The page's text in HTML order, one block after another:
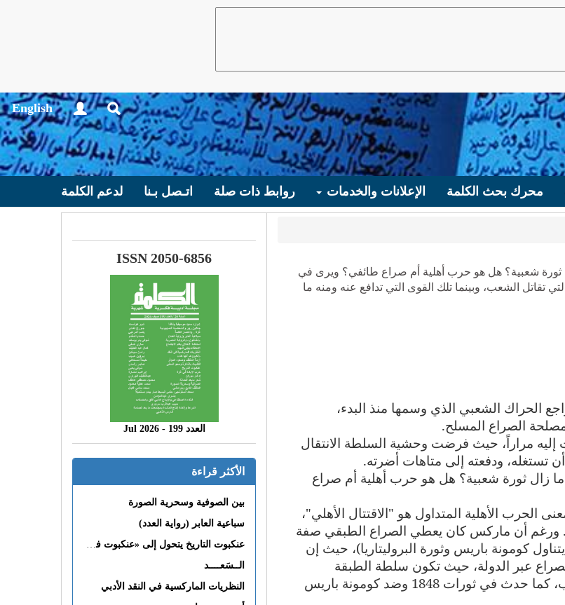
English
محرك بحث الكلمة الإعلانات والخدمات روابط ذات صلة اتـصل بـنا لدعم الكلمة
ثورة شعبية؟ هل هو حرب أهلية أم صراع طائفي؟ ويرى في
تقاتل الشعب، وبينما تلك القوى التي تدافع عنه ومنه ما
الشعبي الذي وسمها منذ البدء،
الصراع المسلح.
مراراً، حيث فرضت وحشية السلطة الانتقال
ودفعته إلى متاهات أضرته.
زال ثورة شعبية؟ هل هو حرب أهلية أم صراع
الأهلية المتداول هو "الاقتتال الأهلي"،
أن ماركس كان يعطي الصراع الطبقي صفة
كومونة باريس وثورة البروليتاريا)، حيث إن
عبر الدولة، حيث تكون سلطة الطبقة
المسيطرة التي تخوض الصراع الدموي ضد تمرّد الشعب، كما حدث في ثورات 1848 وضد كومونة باريس
ISSN 2050-6856
العدد 199 - 2026 Jul
الأكثر قراءة
بين الصوفية وسحرية الصورة
سباعية العابر (رواية العدد)
عنكبوت التاريخ يتحول إلى «عنكبوت فى القلب»
الــسَعــــد
النظريات الماركسية في النقد الأدبي